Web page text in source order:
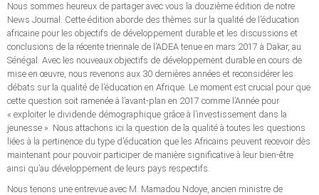
Nous sommes heureux de partager avec vous la douzième édition de notre
News Journal. Cette édition aborde des thèmes sur la qualité de l’éducation
africaine pour les objectifs de développement durable et les discussions et
conclusions de la récente triennale de l’ADEA tenue en mars 2017 à Dakar, au
Sénégal. Avec les nouveaux objectifs de développement durable en cours de
mise en œuvre, nous revenons aux 30 dernières années et reconsidérer les
débats sur la qualité de l’éducation en Afrique. Le moment est crucial pour que
cette question soit ramenée à l’avant-plan en 2017 comme l’Année pour
« exploiter le dividende démographique grâce à l’investissement dans la
jeunesse ». Nous attachons ici la question de la qualité à toutes les questions
liées à la pertinence du type d’éducation que les Africains peuvent recevoir dès
maintenant pour pouvoir participer de manière significative à leur bien-être
ainsi qu’au développement de leurs pays respectifs.
Nous tenons une entrevue avec M. Mamadou Ndoye, ancien ministre de